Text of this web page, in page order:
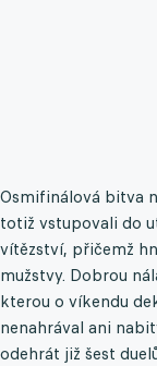
Osmifinálová bitva
totiž vstupovali do
vítězství, přičemž
mužstvy. Dobrou
kterou o víkendu
nenahrával ani
odehrát již šest